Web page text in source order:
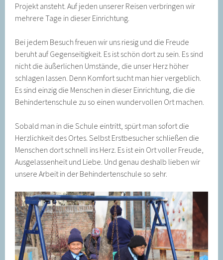
Projekt ansteht. Auf jeden unserer Reisen verbringen wir
mehrere Tage in dieser Einrichtung.
Bei jedem Besuch freuen wir uns riesig und die Freude
beruht auf Gegenseitigkeit. Es ist schön dort zu sein. Es sind
nicht die äußerlichen Umstände, die unser Herz höher
schlagen lassen. Denn Komfort sucht man hier vergeblich.
Es sind einzig die Menschen in dieser Einrichtung, die die
Behindertenschule zu so einen wundervollen Ort machen.
Sobald man in die Schule eintritt, spürt man sofort die
Herzlichkeit des Ortes. Selbst Erstbesucher schließen die
Menschen dort schnell ins Herz. Es ist ein Ort voller Freude,
Ausgelassenheit und Liebe. Und genau deshalb lieben wir
unsere Arbeit in der Behindertenschule so sehr.